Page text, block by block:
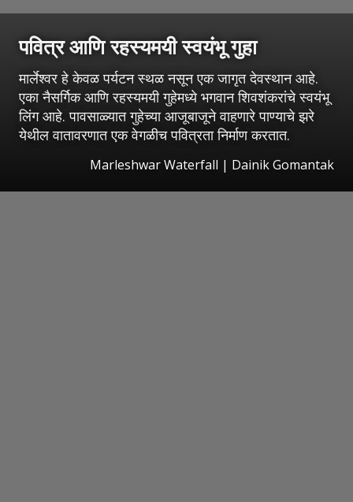
पवित्र आणि रहस्यमयी स्वयंभू गुहा
मार्लेश्वर हे केवळ पर्यटन स्थळ नसून एक जागृत देवस्थान आहे.
एका नैसर्गिक आणि रहस्यमयी गुहेमध्ये भगवान शिवशंकरांचे स्वयंभू
लिंग आहे. पावसाळ्यात गुहेच्या आजूबाजूने वाहणारे पाण्याचे झरे
येथील वातावरणात एक वेगळीच पवित्रता निर्माण करतात.
Marleshwar Waterfall | Dainik Gomantak